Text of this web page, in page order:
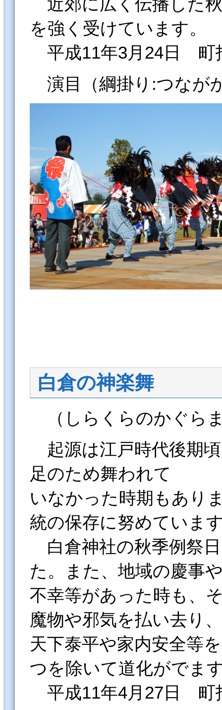
を強く受けています。
平成11年3月24日 町
演目（綱掛り:つなが
白倉の神楽舞
（しらくらのかぐら
起源は江戸時代後期
足のため舞われて
いなかった時期もあり
統の保存に努めていま
白倉神社の秋季例祭
た。また、地域の慶事
不幸等があった時も、
魔物や邪気を払い去り、
天下泰平や家内安全等
つを除いて道化がでま
平成11年4月27日 町